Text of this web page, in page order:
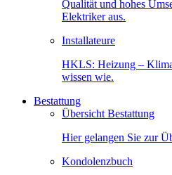
Qualität und hohes
Elektriker aus.
Installateure
HKLS: Heizung –
wissen wie.
Bestattung
Übersicht Bestattung
Hier gelangen Sie zur
Kondolenzbuch